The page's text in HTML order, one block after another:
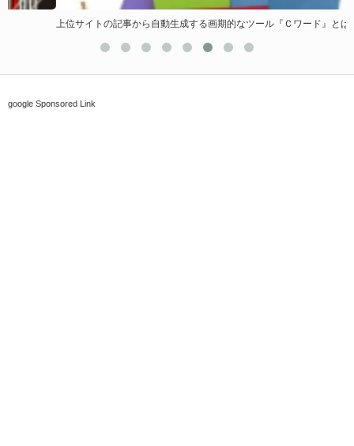
上位サイトの記事から自動生成する画期的なツール『Ｃワード』とは!?
google Sponsored Link